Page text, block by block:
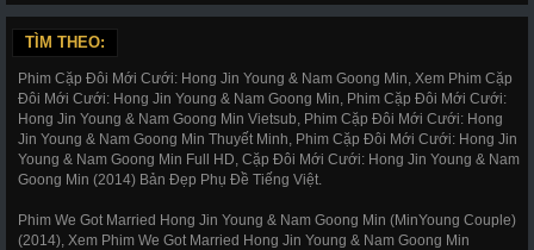
TÌM THEO:
Phim Cặp Đôi Mới Cưới: Hong Jin Young & Nam Goong Min, Xem Phim Cặp
Đôi Mới Cưới: Hong Jin Young & Nam Goong Min, Phim Cặp Đôi Mới Cưới:
Hong Jin Young & Nam Goong Min Vietsub, Phim Cặp Đôi Mới Cưới: Hong
Jin Young & Nam Goong Min Thuyết Minh, Phim Cặp Đôi Mới Cưới: Hong Jin
Young & Nam Goong Min Full HD, Cặp Đôi Mới Cưới: Hong Jin Young & Nam
Goong Min (2014) Bản Đẹp Phụ Đề Tiếng Việt.
Phim We Got Married Hong Jin Young & Nam Goong Min (MinYoung Couple)
(2014), Xem Phim We Got Married Hong Jin Young & Nam Goong Min